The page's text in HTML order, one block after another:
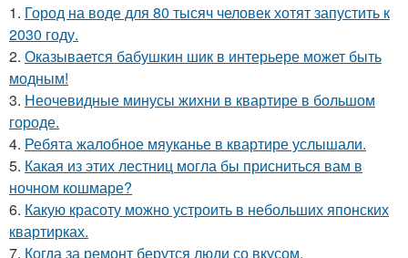
1. Город на воде для 80 тысяч человек хотят запустить к
2030 году.
2. Оказывается бабушкин шик в интерьере может быть
модным!
3. Неочевидные минусы жихни в квартире в большом
городе.
4. Ребята жалобное мяуканье в квартире услышали.
5. Какая из этих лестниц могла бы присниться вам в
ночном кошмаре?
6. Какую красоту можно устроить в небольших японских
квартирках.
7. Когда за ремонт берутся люди со вкусом.